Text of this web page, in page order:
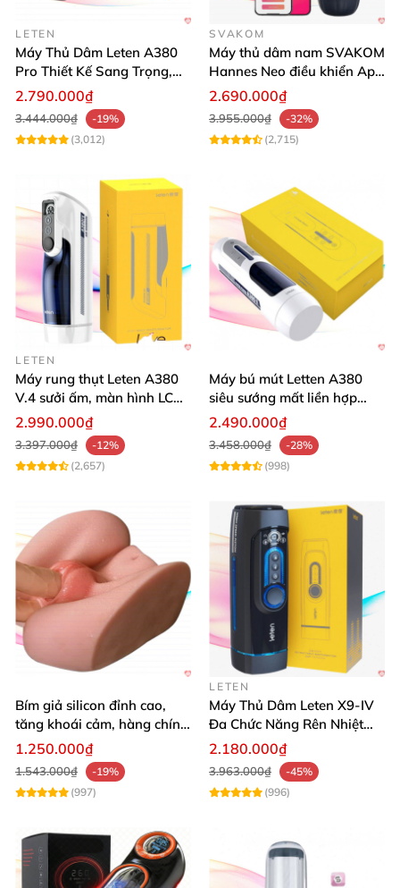
NPG Miiko là bím giả nguyên khối cực mềm mại
LETEN
Máy Thủ Dâm Leten A380
Pro Thiết Kế Sang Trọng,
Cảm Giác Thật
2.790.000₫
3.444.000₫
-19%
(3,012)
SVAKOM
Máy thủ dâm nam SVAKOM
Hannes Neo điều khiển App
tiện lợi
2.690.000₫
3.955.000₫
-32%
(2,715)
LETEN
Máy rung thụt Leten A380
V.4 sưởi ấm, màn hình LCD,
cực đã
2.990.000₫
3.397.000₫
-12%
(2,657)
Máy bú mút Letten A380
siêu sướng mất liền hợp
chói
2.490.000₫
3.458.000₫
-28%
(998)
Bím giả silicon đỉnh cao,
tăng khoái cảm, hàng chính
hãng SHP1391
1.250.000₫
1.543.000₫
-19%
(997)
LETEN
Máy Thủ Dâm Leten X9-IV
Đa Chức Năng Rên Nhiệt
Bật Đỉnh
2.180.000₫
3.963.000₫
-45%
(996)